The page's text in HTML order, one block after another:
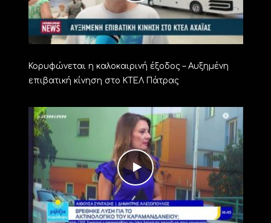
Κορυφώνεται η καλοκαιρινή έξοδος – Αυξημένη
επιβατική κίνηση στο ΚΤΕΛ Πάτρας